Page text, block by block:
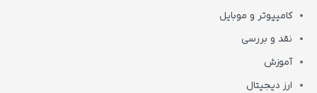
کامپیوتر و موبایل
نقد و بررسی
آموزش
ارز دیجیتال